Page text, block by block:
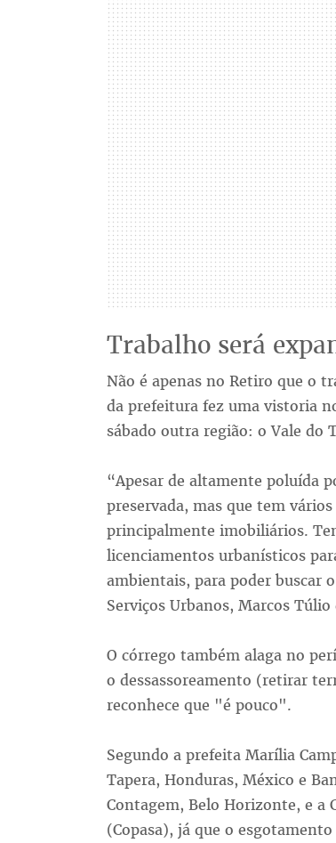
Trabalho será
Não é apenas no Retiro que o
da prefeitura fez uma vistoria
sábado outra região: o Vale do
“Apesar de altamente poluída
preservada, mas que tem
principalmente imobiliários.
licenciamentos urbanísticos
ambientais, para poder buscar
Serviços Urbanos, Marcos Túlio
O córrego também alaga no
o dessassoreamento (retirar
reconhece que "é pouco".
Segundo a prefeita Marília
Tapera, Honduras, México e
Contagem, Belo Horizonte, e a
(Copasa), já que o